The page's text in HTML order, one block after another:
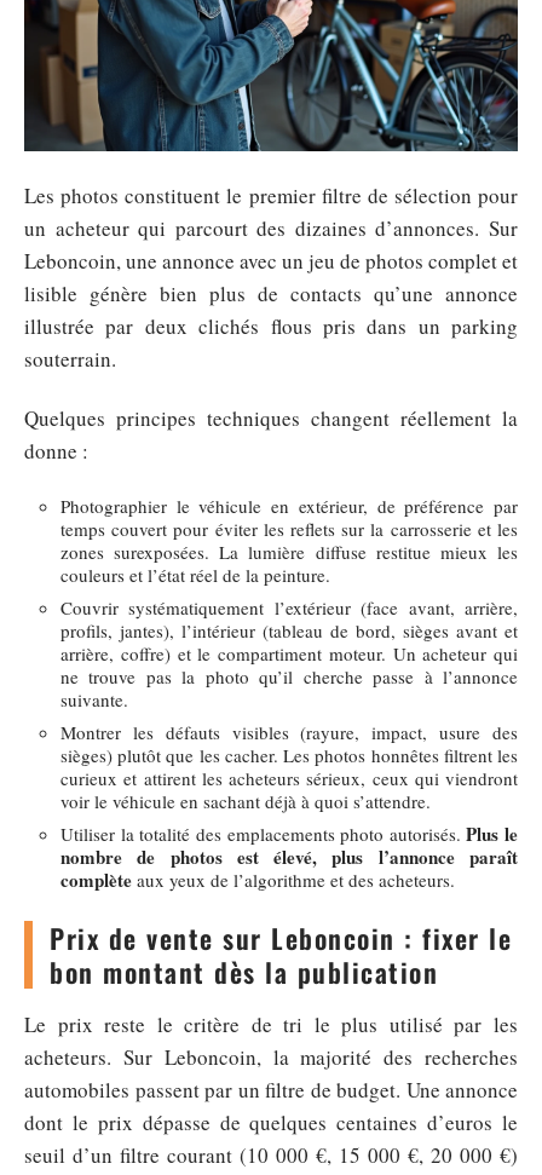
Les photos constituent le premier filtre de sélection pour
un acheteur qui parcourt des dizaines d’annonces. Sur
Leboncoin, une annonce avec un jeu de photos complet et
lisible génère bien plus de contacts qu’une annonce
illustrée par deux clichés flous pris dans un parking
souterrain.
Quelques principes techniques changent réellement la
donne :
Photographier le véhicule en extérieur, de préférence par
temps couvert pour éviter les reflets sur la carrosserie et les
zones surexposées. La lumière diffuse restitue mieux les
couleurs et l’état réel de la peinture.
Couvrir systématiquement l’extérieur (face avant, arrière,
profils, jantes), l’intérieur (tableau de bord, sièges avant et
arrière, coffre) et le compartiment moteur. Un acheteur qui
ne trouve pas la photo qu’il cherche passe à l’annonce
suivante.
Montrer les défauts visibles (rayure, impact, usure des
sièges) plutôt que les cacher. Les photos honnêtes filtrent les
curieux et attirent les acheteurs sérieux, ceux qui viendront
voir le véhicule en sachant déjà à quoi s’attendre.
Utiliser la totalité des emplacements photo autorisés.Plus le
nombre de photos est élevé, plus l’annonce paraît
complète aux yeux de l’algorithme et des acheteurs.
Prix de vente sur Leboncoin : fixer le
bon montant dès la publication
Le prix reste le critère de tri le plus utilisé par les
acheteurs. Sur Leboncoin, la majorité des recherches
automobiles passent par un filtre de budget. Une annonce
dont le prix dépasse de quelques centaines d’euros le
seuil d’un filtre courant (10 000 €, 15 000 €, 20 000 €)